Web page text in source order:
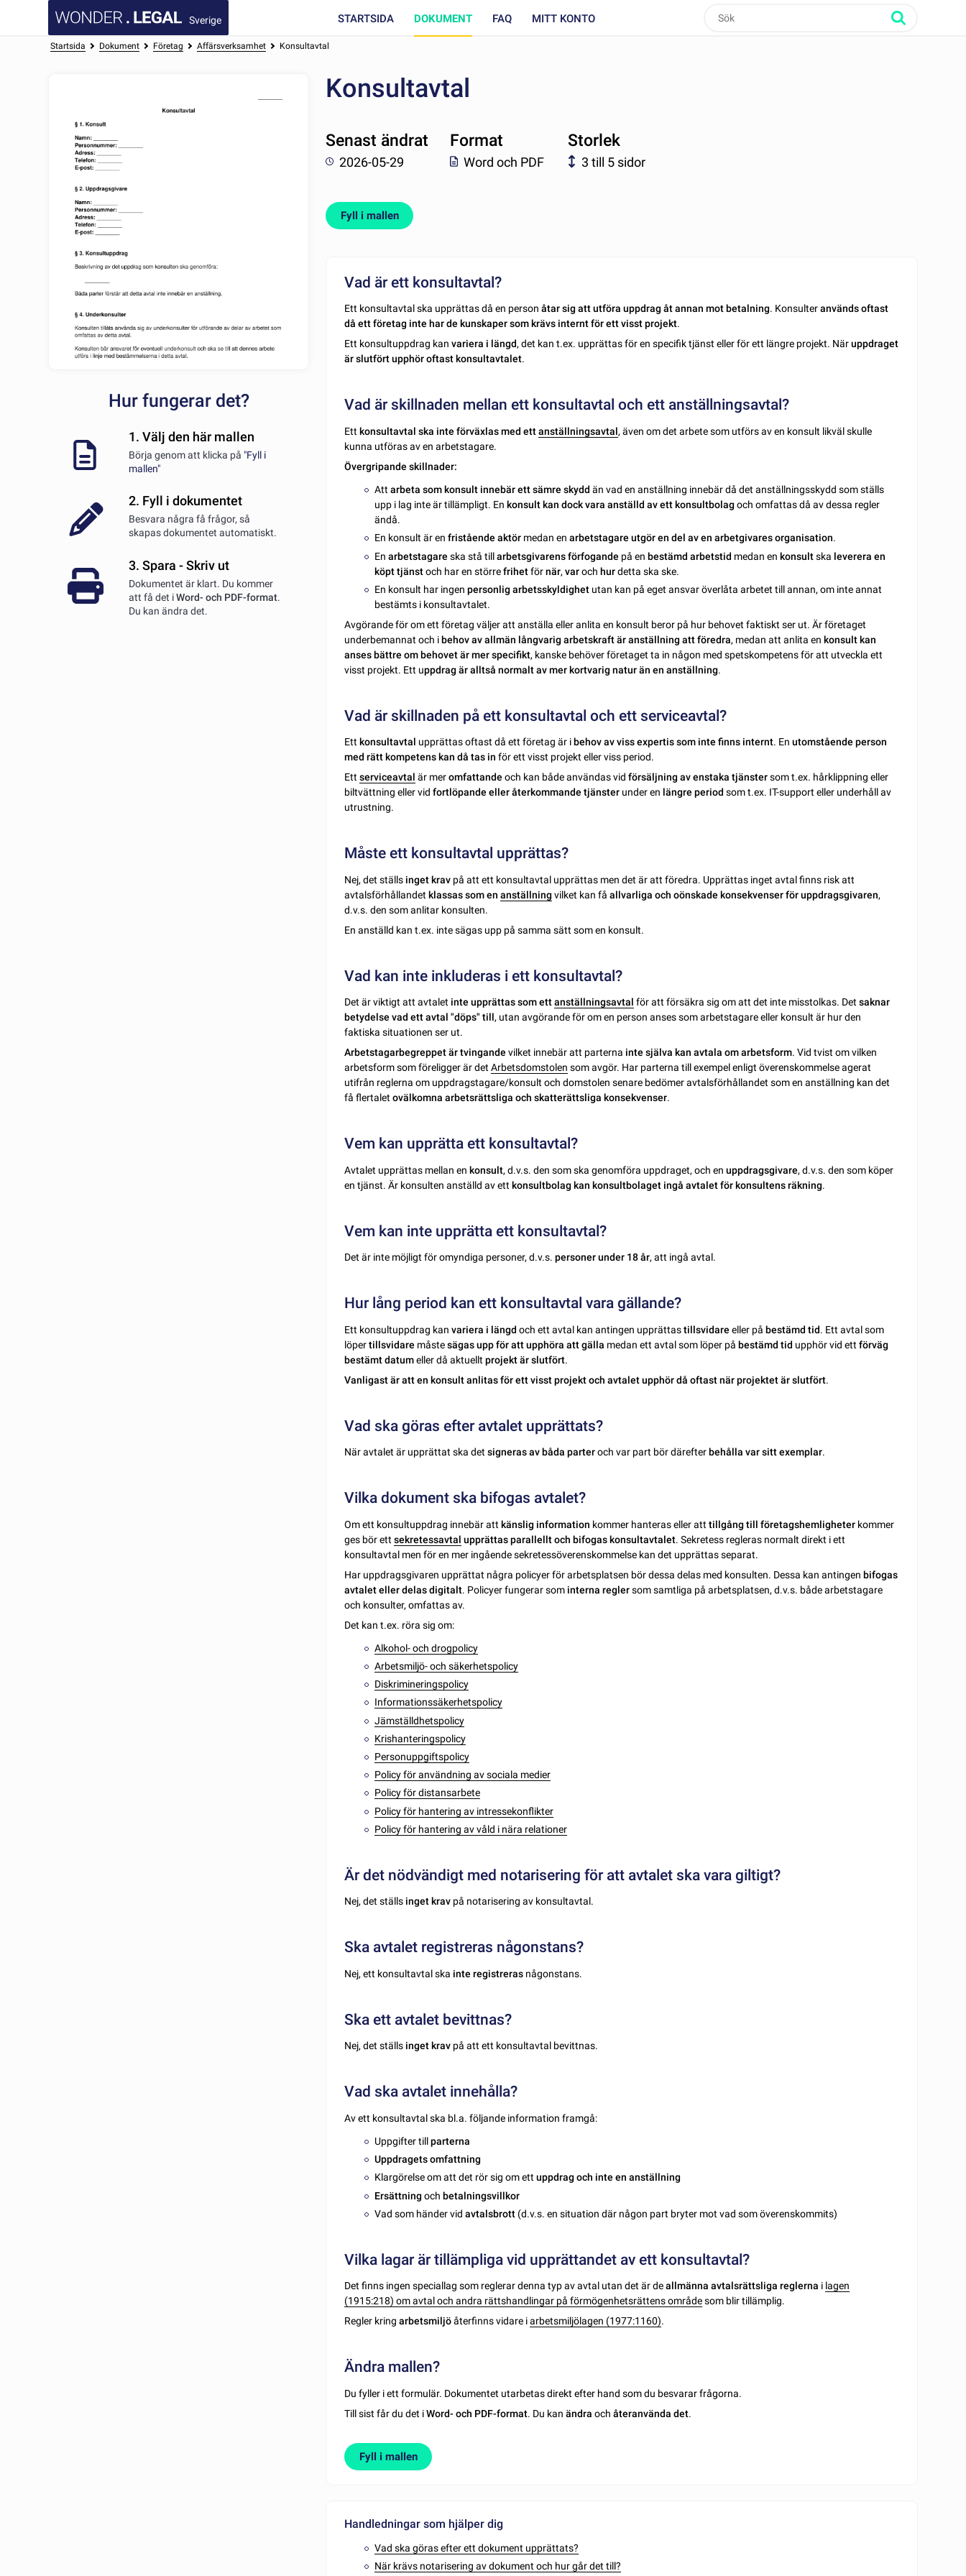
Sverige STARTSIDA DOKUMENT FAQ MITT KONTO
Startsida Dokument Företag Affärsverksamhet Konsultavtal
Hur fungerar det?
1. Välj den här mallen
Börja genom att klicka på "Fyll i
mallen"
2. Fyll i dokumentet
Besvara några få frågor, så
skapas dokumentet automatiskt.
3. Spara - Skriv ut
Dokumentet är klart. Du kommer
att få det iWord- och PDF-format.
Du kan ändra det.
Konsultavtal
Senast ändrat
2026-05-29
Format
Word och PDF
Storlek
3 till 5 sidor
Fyll i mallen
Vad är ett konsultavtal?
Ett konsultavtal ska upprättas då en personåtar sig att utföra uppdrag åt annan mot betalning. Konsulteranvänds oftast
då ett företag inte har de kunskaper som krävs internt för ett visst projekt.
Ett konsultuppdrag kanvariera i längd, det kan t.ex. upprättas för en specifik tjänst eller för ett längre projekt. Näruppdraget
är slutfört upphör oftast konsultavtalet.
Vad är skillnaden mellan ett konsultavtal och ett anställningsavtal?
Ett konsultavtal ska inte förväxlas med ettanställningsavtal, även om det arbete som utförs av en konsult likväl skulle
kunna utföras av en arbetstagare.
Övergripande skillnader:
Attarbeta som konsult innebär ett sämre skydd än vad en anställning innebär då det anställningsskydd som ställs
upp i lag inte är tillämpligt. En konsult kan dock vara anställd av ett konsultbolag och omfattas då av dessa regler
ändå.
En konsult är enfristående aktör medan enarbetstagare utgör en del av en arbetgivares organisation.
Enarbetstagare ska stå tillarbetsgivarens förfogande på enbestämd arbetstid medan enkonsultska leverera en
köpt tjänstoch har en störrefrihetförnär,varochhurdetta ska ske.
En konsult har ingenpersonlig arbetsskyldighet utan kan på eget ansvar överlåta arbetet till annan, om inte annat
bestämts i konsultavtalet.
Avgörande för om ett företag väljer att anställa eller anlita en konsult beror på hur behovet faktiskt ser ut. Är företaget
underbemannat och i behov av allmän långvarig arbetskraft är anställning att föredra, medan att anlita en konsult kan
anses bättre om behovet är mer specifikt, kanske behöver företaget ta in någon med spetskompetens för att utveckla ett
visst projekt. Ett uppdrag är alltså normalt av mer kortvarig natur än en anställning.
Vad är skillnaden på ett konsultavtal och ett serviceavtal?
Ett konsultavtal upprättas oftast då ett företag är i behov av viss expertis som inte finns internt. Enutomstående person
med rätt kompetens kan då tas in för ett visst projekt eller viss period.
Ettserviceavtal är meromfattande och kan både användas vid försäljning av enstaka tjänstersom t.ex. hårklippning eller
biltvättning eller vidfortlöpande eller återkommande tjänster under en längre periodsom t.ex. IT-support eller underhåll av
utrustning.
Måste ett konsultavtal upprättas?
Nej, det ställs inget krav på att ett konsultavtal upprättas men det är att föredra. Upprättas inget avtal finns risk att
avtalsförhållandet klassas som enanställning vilket kan fåallvarliga och oönskade konsekvenser för uppdragsgivaren,
d.v.s. den som anlitar konsulten.
En anställd kan t.ex. inte sägas upp på samma sätt som en konsult.
Vad kan inte inkluderas i ett konsultavtal?
Det är viktigt att avtalet inte upprättas som ettanställningsavtal för att försäkra sig om att det inte misstolkas. Detsaknar
betydelse vad ett avtal "döps" till, utan avgörande för om en person anses som arbetstagare eller konsult är hur den
faktiska situationen ser ut.
Arbetstagarbegreppet är tvingande vilket innebär att parterna inte själva kan avtala om arbetsform. Vid tvist om vilken
arbetsform som föreligger är detArbetsdomstolen som avgör. Har parterna till exempel enligt överenskommelse agerat
utifrån reglerna om uppdragstagare/konsult och domstolen senare bedömer avtalsförhållandet som en anställning kan det
få flertaletovälkomna arbetsrättsliga och skatterättsliga konsekvenser.
Vem kan upprätta ett konsultavtal?
Avtalet upprättas mellan en konsult, d.v.s. den som ska genomföra uppdraget, och enuppdragsgivare, d.v.s. den som köper
en tjänst. Är konsulten anställd av ett konsultbolag kan konsultbolaget ingå avtalet för konsultens räkning.
Vem kan inte upprätta ett konsultavtal?
Det är inte möjligt för omyndiga personer, d.v.s.personer under 18 år, att ingå avtal.
Hur lång period kan ett konsultavtal vara gällande?
Ett konsultuppdrag kan variera i längdoch ett avtal kan antingen upprättastillsvidare eller på bestämd tid. Ett avtal som
löpertillsvidare måstesägas upp för att upphöra att gälla medan ett avtal som löper på bestämd tid upphör vid ettförväg
bestämt datumeller då aktuelltprojekt är slutfört.
Vanligast är att en konsult anlitas för ett visst projekt och avtalet upphör då oftast när projektet är slutfört.
Vad ska göras efter avtalet upprättats?
När avtalet är upprättat ska detsigneras av båda parteroch var part bör därefter behålla var sitt exemplar.
Vilka dokument ska bifogas avtalet?
Om ett konsultuppdrag innebär att känslig information kommer hanteras eller atttillgång till företagshemligheter kommer
ges bör ettsekretessavtal upprättas parallellt och bifogas konsultavtalet. Sekretess regleras normalt direkt i ett
konsultavtal men för en mer ingående sekretessöverenskommelse kan det upprättas separat.
Har uppdragsgivaren upprättat några policyer för arbetsplatsen bör dessa delas med konsulten. Dessa kan antingen bifogas
avtalet eller delas digitalt. Policyer fungerar som interna reglersom samtliga på arbetsplatsen, d.v.s. både arbetstagare
och konsulter, omfattas av.
Det kan t.ex. röra sig om:
Alkohol- och drogpolicy
Arbetsmiljö- och säkerhetspolicy
Diskrimineringspolicy
Informationssäkerhetspolicy
Jämställdhetspolicy
Krishanteringspolicy
Personuppgiftspolicy
Policy för användning av sociala medier
Policy för distansarbete
Policy för hantering av intressekonflikter
Policy för hantering av våld i nära relationer
Är det nödvändigt med notarisering för att avtalet ska vara giltigt?
Nej, det ställs inget krav på notarisering av konsultavtal.
Ska avtalet registreras någonstans?
Nej, ett konsultavtal ska inte registreras någonstans.
Ska ett avtalet bevittnas?
Nej, det ställs inget krav på att ett konsultavtal bevittnas.
Vad ska avtalet innehålla?
Av ett konsultavtal ska bl.a. följande information framgå:
Uppgifter tillparterna
Uppdragetsomfattning
Klargörelse om att det rör sig om ettuppdrag och inte en anställning
Ersättning ochbetalningsvillkor
Vad som händer vidavtalsbrott (d.v.s. en situation där någon part bryter mot vad som överenskommits)
Vilka lagar är tillämpliga vid upprättandet av ett konsultavtal?
Det finns ingen speciallag som reglerar denna typ av avtal utan det är deallmänna avtalsrättsliga reglerna i lagen
(1915:218) om avtal och andra rättshandlingar på förmögenhetsrättens områdesom blir tillämplig.
Regler kringarbetsmiljöåterfinns vidare iarbetsmiljölagen (1977:1160).
Ändra mallen?
Du fyller i ett formulär. Dokumentet utarbetas direkt efter hand som du besvarar frågorna.
Till sist får du det iWord- och PDF-format. Du kanändra ochåteranvända det.
Fyll i mallen
Handledningar som hjälper dig
Vad ska göras efter ett dokument upprättats?
När krävs notarisering av dokument och hur går det till?